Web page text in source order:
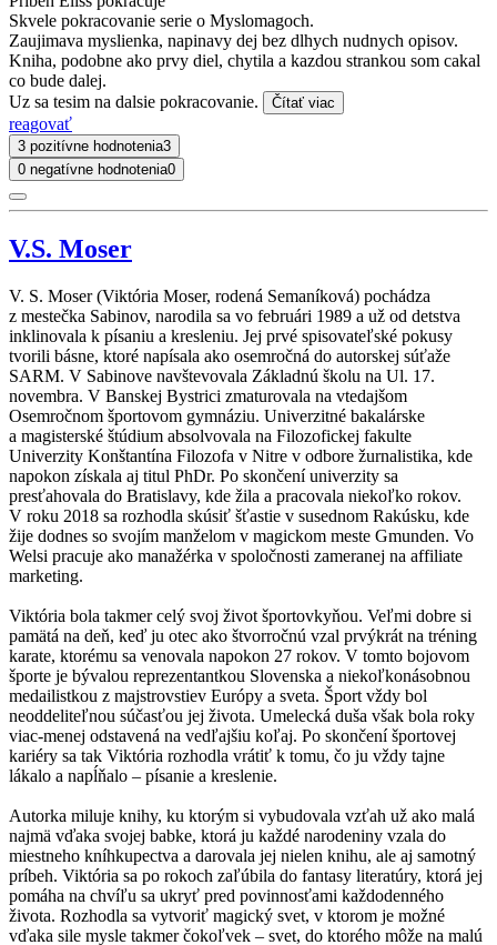
Skvele pokracovanie serie o Myslomagoch.
Zaujimava myslienka, napinavy dej bez dlhych nudnych opisov.
Kniha, podobne ako prvy diel, chytila a kazdou strankou som cakal
co bude dalej.
Uz sa tesim na dalsie pokracovanie.
Čítať viac
reagovať
3 pozitívne hodnotenia3
0 negatívne hodnotenia0
V.S. Moser
V. S. Moser (Viktória Moser, rodená Semaníková) pochádza
z mestečka Sabinov, narodila sa vo februári 1989 a už od detstva
inklinovala k písaniu a kresleniu. Jej prvé spisovateľské pokusy
tvorili básne, ktoré napísala ako osemročná do autorskej súťaže
SARM. V Sabinove navštevovala Základnú školu na Ul. 17.
novembra. V Banskej Bystrici zmaturovala na vtedajšom
Osemročnom športovom gymnáziu. Univerzitné bakalárske
a magisterské štúdium absolvovala na Filozofickej fakulte
Univerzity Konštantína Filozofa v Nitre v odbore žurnalistika, kde
napokon získala aj titul PhDr. Po skončení univerzity sa
presťahovala do Bratislavy, kde žila a pracovala niekoľko rokov.
V roku 2018 sa rozhodla skúsiť šťastie v susednom Rakúsku, kde
žije dodnes so svojím manželom v magickom meste Gmunden. Vo
Welsi pracuje ako manažérka v spoločnosti zameranej na affiliate
marketing.
Viktória bola takmer celý svoj život športovkyňou. Veľmi dobre si
pamätá na deň, keď ju otec ako štvorročnú vzal prvýkrát na tréning
karate, ktorému sa venovala napokon 27 rokov. V tomto bojovom
športe je bývalou reprezentantkou Slovenska a niekoľkonásobnou
medailistkou z majstrovstiev Európy a sveta. Šport vždy bol
neoddeliteľnou súčasťou jej života. Umelecká duša však bola roky
viac-menej odstavená na vedľajšiu koľaj. Po skončení športovej
kariéry sa tak Viktória rozhodla vrátiť k tomu, čo ju vždy tajne
lákalo a napĺňalo – písanie a kreslenie.
Autorka miluje knihy, ku ktorým si vybudovala vzťah už ako malá
najmä vďaka svojej babke, ktorá ju každé narodeniny vzala do
miestneho kníhkupectva a darovala jej nielen knihu, ale aj samotný
príbeh. Viktória sa po rokoch zaľúbila do fantasy literatúry, ktorá jej
pomáha na chvíľu sa ukryť pred povinnosťami každodenného
života. Rozhodla sa vytvoriť magický svet, v ktorom je možné
vďaka sile mysle takmer čokoľvek – svet, do ktorého môže na malú